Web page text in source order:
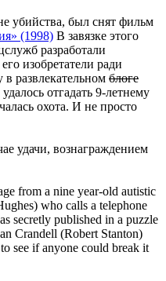
убийства, был снят фильм
(1998) В завязке этого
разработали
изобретатели ради
развлекательном блоге
отгадать 9-летнему
охота. И не просто
удачи, вознаграждением
from a nine year-old autistic
who calls a telephone
secretly published in a puzzle
Crandell (Robert Stanton)
see if anyone could break it